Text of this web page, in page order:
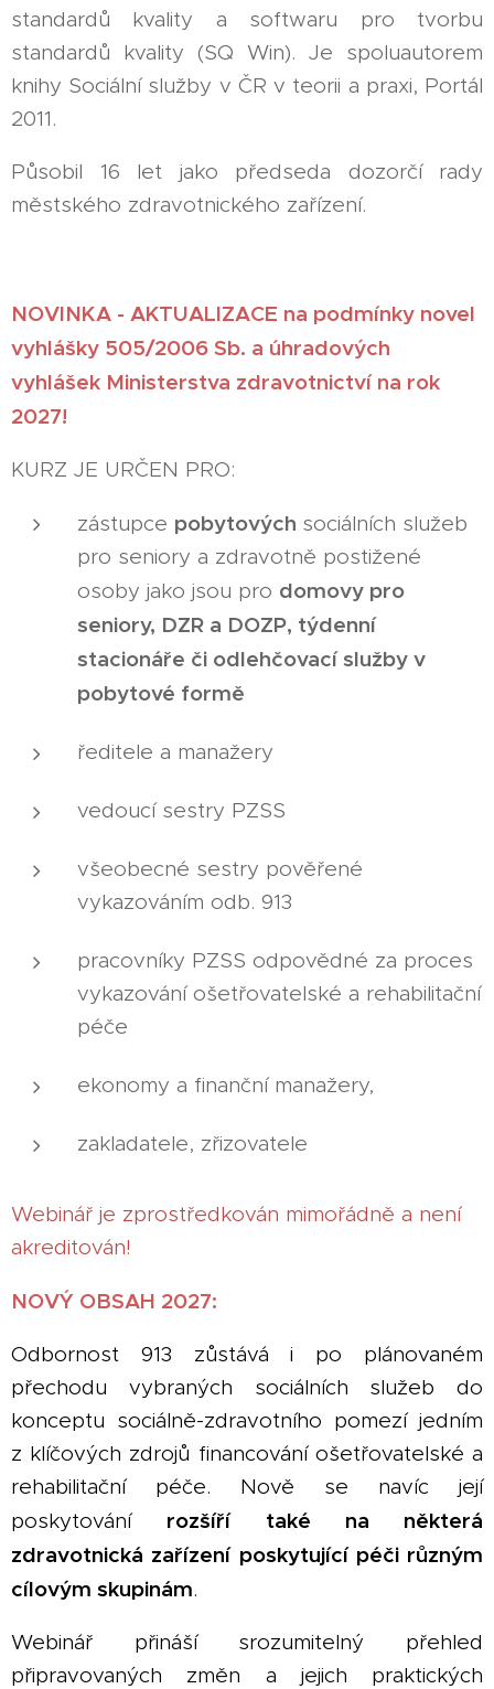
standardů kvality a softwaru pro tvorbu
standardů kvality (SQ Win). Je spoluautorem
knihy Sociální služby v ČR v teorii a praxi, Portál
2011.
Působil 16 let jako předseda dozorčí rady
městského zdravotnického zařízení.
NOVINKA - AKTUALIZACE na podmínky novel
vyhlášky 505/2006 Sb. a úhradových
vyhlášek Ministerstva zdravotnictví na rok
2027!
KURZ JE URČEN PRO:
zástupce pobytových sociálních služeb
pro seniory a zdravotně postižené
osoby jako jsou pro domovy pro
seniory, DZR a DOZP, týdenní
stacionáře či odlehčovací služby v
pobytové formě
ředitele a manažery
vedoucí sestry PZSS
všeobecné sestry pověřené
vykazováním odb. 913
pracovníky PZSS odpovědné za proces
vykazování ošetřovatelské a rehabilitační
péče
ekonomy a finanční manažery,
zakladatele, zřizovatele
Webinář je zprostředkován mimořádně a není
akreditován!
NOVÝ OBSAH 2027:
Odbornost 913 zůstává i po plánovaném
přechodu vybraných sociálních služeb do
konceptu sociálně-zdravotního pomezí jedním
z klíčových zdrojů financování ošetřovatelské a
rehabilitační péče. Nově se navíc její
poskytování rozšíří také na některá
zdravotnická zařízení poskytující péči různým
cílovým skupinám.
Webinář přináší srozumitelný přehled
připravovaných změn a jejich praktických